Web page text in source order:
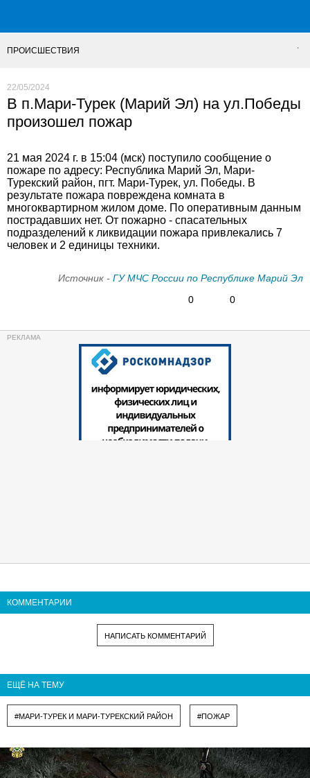
ПРОИСШЕСТВИЯ
22/05/2024
В п.Мари-Турек (Марий Эл) на ул.Победы
произошел пожар
21 мая 2024 г. в 15:04 (мск) поступило сообщение о
пожаре по адресу: Республика Марий Эл, Мари-
Турекский район, пгт. Мари-Турек, ул. Победы. В
результате пожара повреждена комната в
многоквартирном жилом доме. По оперативным данным
пострадавших нет. От пожарно - спасательных
подразделений к ликвидации пожара привлекались 7
человек и 2 единицы техники.
Источник - ГУ МЧС России по Республике Марий Эл
0
0
КОММЕНТАРИИ
НАПИСАТЬ КОММЕНТАРИЙ
ЕЩЁ НА ТЕМУ
#МАРИ-ТУРЕК И МАРИ-ТУРЕКСКИЙ РАЙОН #ПОЖАР